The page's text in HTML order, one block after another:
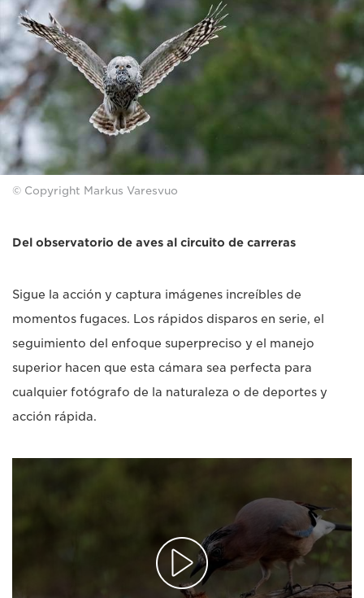
© Copyright Markus Varesvuo
Del observatorio de aves al circuito de carreras
Sigue la acción y captura imágenes increíbles de
momentos fugaces. Los rápidos disparos en serie, el
seguimiento del enfoque superpreciso y el manejo
superior hacen que esta cámara sea perfecta para
cualquier fotógrafo de la naturaleza o de deportes y
acción rápida.